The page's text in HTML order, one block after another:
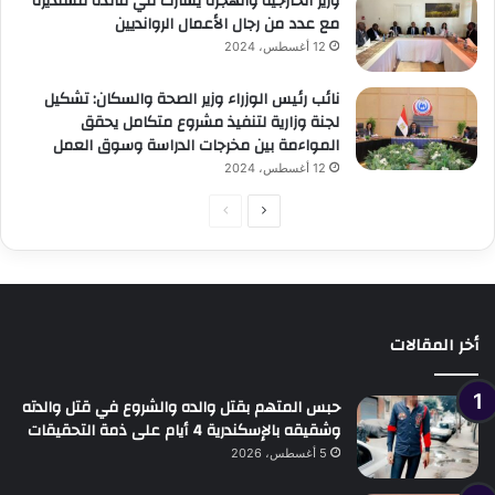
مع عدد من رجال الأعمال الروانديين
12 أغسطس، 2024
نائب رئيس الوزراء وزير الصحة والسكان: تشكيل
لجنة وزارية لتنفيذ مشروع متكامل يحقق
المواءمة بين مخرجات الدراسة وسوق العمل
12 أغسطس، 2024
الصفحةالصفحة
أخر المقالات
حبس المتهم بقتل والده والشروع في قتل والدته
وشقيقه بالإسكندرية 4 أيام على ذمة التحقيقات
5 أغسطس، 2026